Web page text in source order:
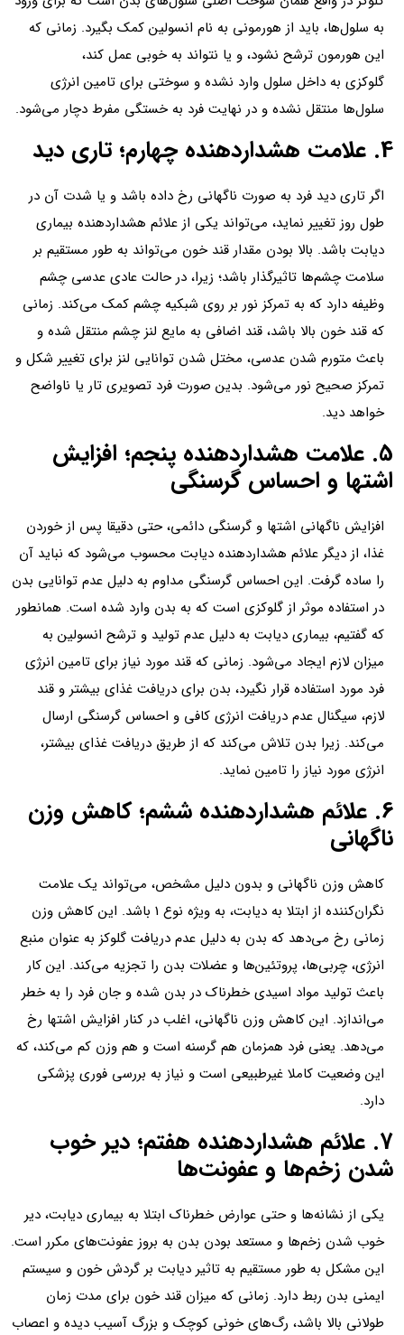
به سلول‌ها، باید از هورمونی به نام انسولین کمک بگیرد. زمانی که
این هورمون ترشح نشود، و یا نتواند به خوبی عمل کند،
گلوکزی به داخل سلول وارد نشده و سوختی برای تامین انرژی
سلول‌ها منتقل نشده و در نهایت فرد به خستگی مفرط دچار می‌شود.
4. علامت هشداردهنده چهارم؛ تاری دید
اگر تاری دید فرد به صورت ناگهانی رخ داده باشد و یا شدت آن در
طول روز تغییر نماید، می‌تواند یکی از علائم هشداردهنده بیماری
دیابت باشد. بالا بودن مقدار قند خون می‌تواند به طور مستقیم بر
سلامت چشم‌ها تاثیرگذار باشد؛ زیرا، در حالت عادی عدسی چشم
وظیفه دارد که به تمرکز نور بر روی شبکیه چشم کمک می‌کند. زمانی
که قند خون بالا باشد، قند اضافی به مایع لنز چشم منتقل شده و
باعث متورم شدن عدسی، مختل شدن توانایی لنز برای تغییر شکل و
تمرکز صحیح نور می‌شود. بدین صورت فرد تصویری تار یا ناواضح
خواهد دید.
5. علامت هشداردهنده پنجم؛ افزایش
اشتها و احساس گرسنگی
افزایش ناگهانی اشتها و گرسنگی دائمی، حتی دقیقا پس از خوردن
غذا، از دیگر علائم هشداردهنده دیابت محسوب می‌شود که نباید آن
را ساده گرفت. این احساس گرسنگی مداوم به دلیل عدم توانایی بدن
در استفاده موثر از گلوکزی است که به بدن وارد شده است. همانطور
که گفتیم، بیماری دیابت به دلیل عدم تولید و ترشح انسولین به
میزان لازم ایجاد می‌شود. زمانی که قند مورد نیاز برای تامین انرژی
فرد مورد استفاده قرار نگیرد، بدن برای دریافت غذای بیشتر و قند
لازم، سیگنال عدم دریافت انرژی کافی و احساس گرسنگی ارسال
می‌کند. زیرا بدن تلاش می‌کند که از طریق دریافت غذای بیشتر،
انرژی مورد نیاز را تامین نماید.
6. علائم هشداردهنده ششم؛ کاهش وزن
ناگهانی
کاهش وزن ناگهانی و بدون دلیل مشخص، می‌تواند یک علامت
نگران‌کننده از ابتلا به دیابت، به ویژه نوع 1 باشد. این کاهش وزن
زمانی رخ می‌دهد که بدن به دلیل عدم دریافت گلوکز به عنوان منبع
انرژی، چربی‌ها، پروتئین‌ها و عضلات بدن را تجزیه می‌کند. این کار
باعث تولید مواد اسیدی خطرناک در بدن شده و جان فرد را به خطر
می‌اندازد. این کاهش وزن ناگهانی، اغلب در کنار افزایش اشتها رخ
می‌دهد. یعنی فرد همزمان هم گرسنه است و هم وزن کم می‌کند، که
این وضعیت کاملا غیرطبیعی است و نیاز به بررسی فوری پزشکی
دارد.
7. علائم هشداردهنده هفتم؛ دیر خوب
شدن زخم‌ها و عفونت‌ها
یکی از نشانه‌ها و حتی عوارض خطرناک ابتلا به بیماری دیابت، دیر
خوب شدن زخم‌ها و مستعد بودن بدن به بروز عفونت‌های مکرر است.
این مشکل به طور مستقیم به تاثیر دیابت بر گردش خون و سیستم
ایمنی بدن ربط دارد. زمانی که میزان قند خون برای مدت زمان
طولانی بالا باشد، رگ‌های خونی کوچک و بزرگ آسیب دیده و اعصاب